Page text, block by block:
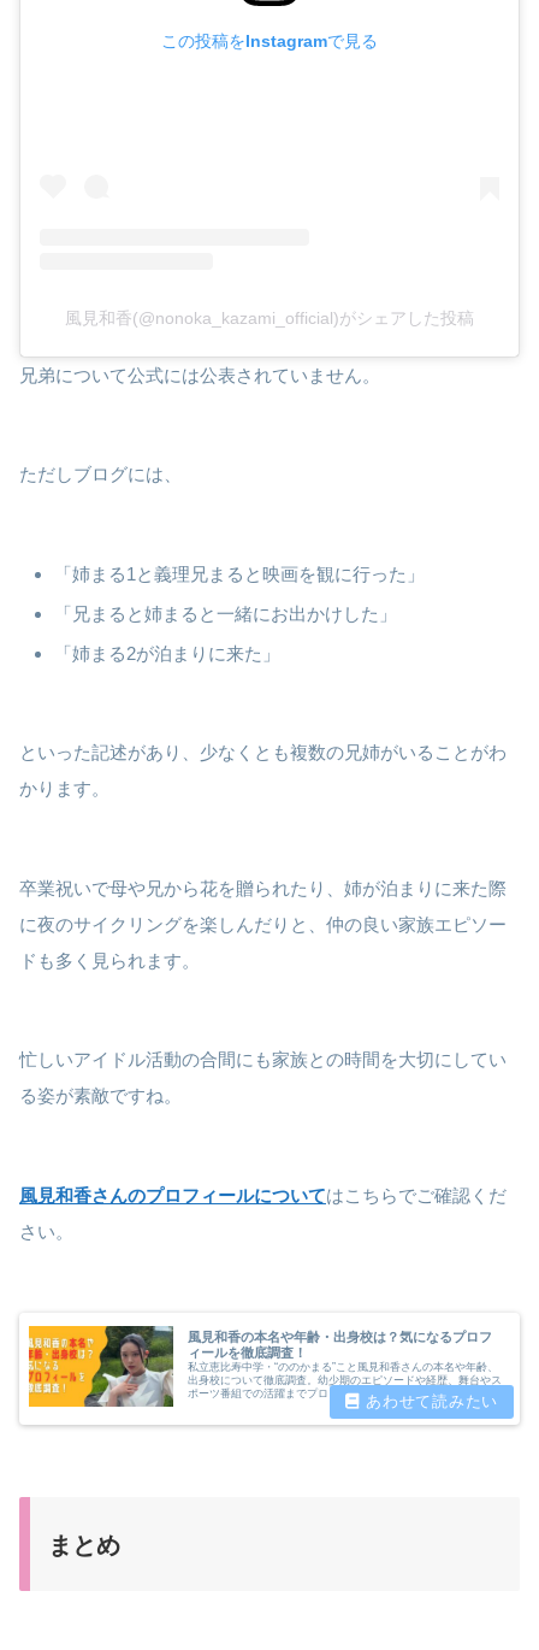
この投稿をInstagramで見る
風見和香(@nonoka_kazami_official)がシェアした投稿
兄弟について公式には公表されていません。
ただしブログには、
「姉まる1と義理兄まると映画を観に行った」
「兄まると姉まると一緒にお出かけした」
「姉まる2が泊まりに来た」
といった記述があり、少なくとも複数の兄姉がいることがわ
かります。
卒業祝いで母や兄から花を贈られたり、姉が泊まりに来た際
に夜のサイクリングを楽しんだりと、仲の良い家族エピソー
ドも多く見られます。
忙しいアイドル活動の合間にも家族との時間を大切にしてい
る姿が素敵ですね。
風見和香さんのプロフィールについてはこちらでご確認くだ
さい。
風見和香の本名や年齢・出身校は？気になるプロフ
ィールを徹底調査！
私立恵比寿中学・“ののかまる”こと風見和香さんの本名や年齢、
出身校について徹底調査。幼少期のエピソードや経歴、舞台やス
ポーツ番組での活躍までプロフィールをまとめました。
まとめ